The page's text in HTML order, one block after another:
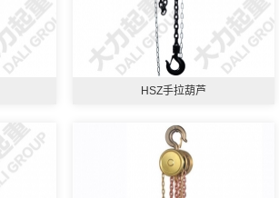
HSZ手拉葫芦